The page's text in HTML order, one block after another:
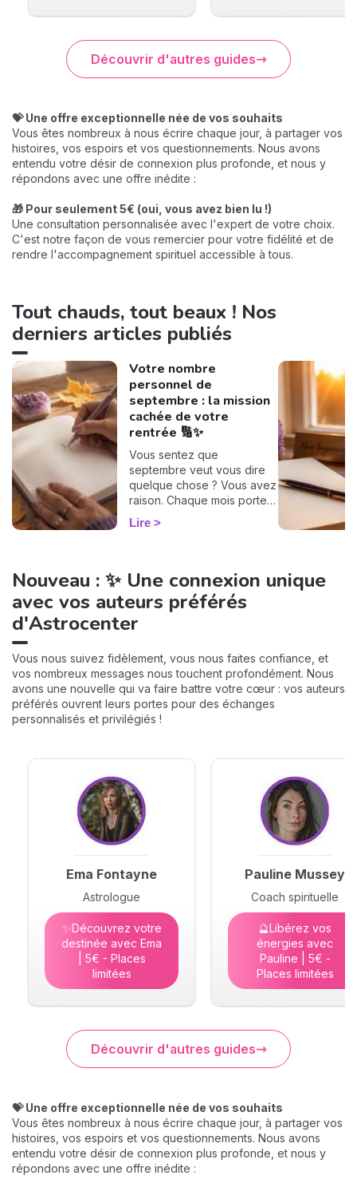
Découvrir d'autres guides
💝 Une offre exceptionnelle née de vos souhaits
Vous êtes nombreux à nous écrire chaque jour, à partager vos
histoires, vos espoirs et vos questionnements. Nous avons
entendu votre désir de connexion plus profonde, et nous y
répondons avec une offre inédite :
🎁 Pour seulement 5€ (oui, vous avez bien lu !)
Une consultation personnalisée avec l'expert de votre choix.
C'est notre façon de vous remercier pour votre fidélité et de
rendre l'accompagnement spirituel accessible à tous.
Tout chauds, tout beaux ! Nos
derniers articles publiés
Votre nombre
personnel de
septembre : la mission
cachée de votre
rentrée 🔢✨
Vous sentez que
septembre veut vous dire
quelque chose ? Vous avez
raison. Chaque mois porte
une vibration rien que pour
vous, et il suffit d'un petit
on trouve votre nombre
personnel, puis votre
mission de septembre,
chiffre par chiffre. 🔢
Lire
Nouveau : ✨ Une connexion unique
avec vos auteurs préférés
d'Astrocenter
Vous nous suivez fidèlement, vous nous faites confiance, et
vos nombreux messages nous touchent profondément. Nous
avons une nouvelle qui va faire battre votre cœur : vos auteurs
préférés ouvrent leurs portes pour des échanges
personnalisés et privilégiés !
Ema Fontayne
Astrologue
✨Découvrez votre
destinée avec Ema
| 5€ - Places
limitées
Pauline Mussey
Coach spirituelle
🔮Libérez vos
énergies avec
Pauline | 5€ -
Places limitées
Découvrir d'autres guides
💝 Une offre exceptionnelle née de vos souhaits
Vous êtes nombreux à nous écrire chaque jour, à partager vos
histoires, vos espoirs et vos questionnements. Nous avons
entendu votre désir de connexion plus profonde, et nous y
répondons avec une offre inédite :